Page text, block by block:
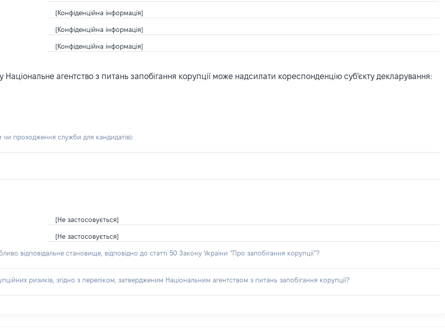
[Конфіденційна інформація]
[Конфіденційна інформація]
[Конфіденційна інформація]
агентство з питань запобігання корупції може надсилати кореспонденцію суб'єкту декларування:
чи проходження служби для кандидатів):
[Не застосовується]
[Не застосовується]
відповідальне становище, відповідно до статті 50 Закону України “Про запобігання корупції”?
ризиків, згідно з переліком, затвердженим Національним агентством з питань запобігання корупції?